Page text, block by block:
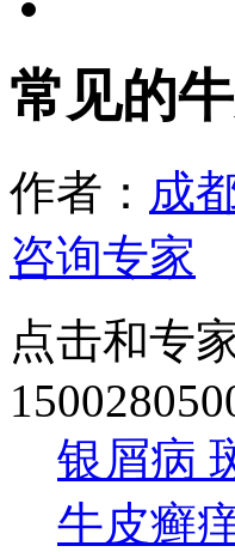
常见的
作者： 成
咨询专家
点击和专
银屑病
牛皮癣